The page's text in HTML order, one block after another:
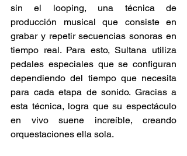
sin el looping, una técnica de
producción musical que consiste en
grabar y repetir secuencias sonoras en
tiempo real. Para esto, Sultana utiliza
pedales especiales que se configuran
dependiendo del tiempo que necesita
para cada etapa de sonido. Gracias a
esta técnica, logra que su espectáculo
en vivo suene increíble, creando
orquestaciones ella sola.